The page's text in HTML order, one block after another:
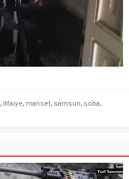
, itfaiye, manset, samsun, soba,